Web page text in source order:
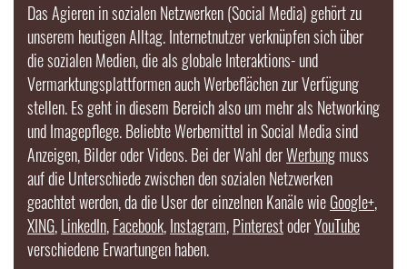
Das Agieren in sozialen Netzwerken (Social Media) gehört zu
unserem heutigen Alltag. Internetnutzer verknüpfen sich über
die sozialen Medien, die als globale Interaktions- und
Vermarktungsplattformen auch Werbeflächen zur Verfügung
stellen. Es geht in diesem Bereich also um mehr als Networking
und Imagepflege. Beliebte Werbemittel inSocial Mediasind
Anzeigen, Bilder oder Videos. Bei der Wahl derWerbungmuss
auf die Unterschiede zwischen den sozialen Netzwerken
geachtet werden, da die User der einzelnen Kanäle wieGoogle+,
XING,LinkedIn,Facebook,Instagram,PinterestoderYouTube
verschiedene Erwartungen haben.